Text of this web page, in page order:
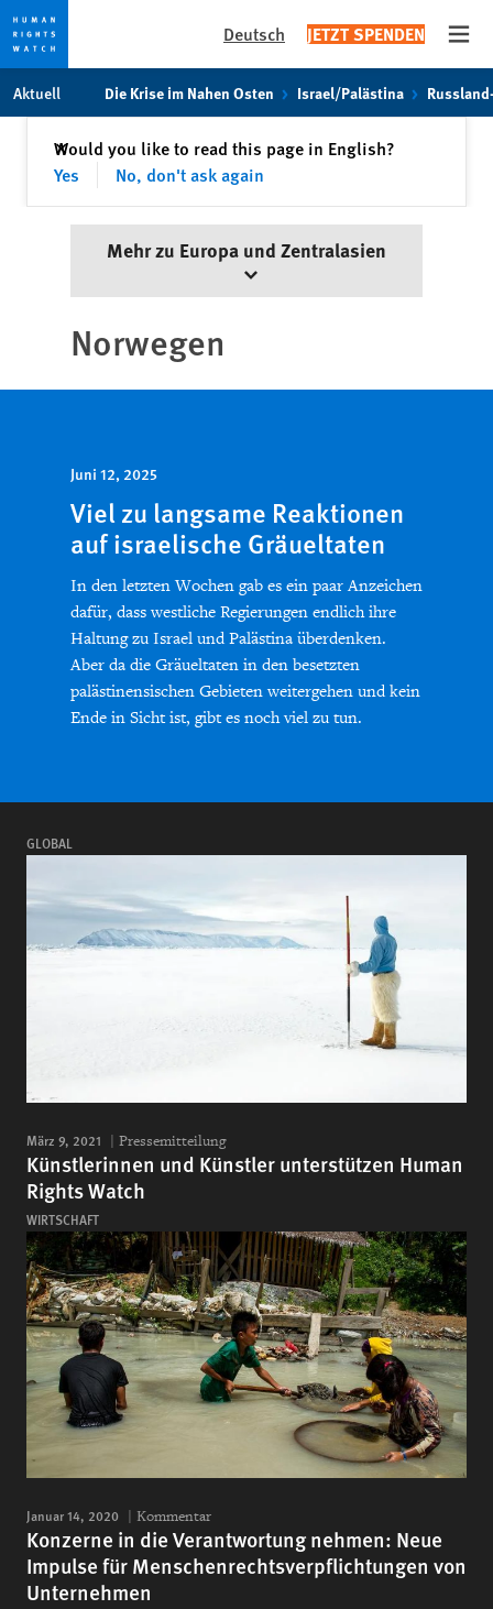
Skip
to
Skip
to
content
Deutsch JETZT SPENDEN
Aktuell Die Krise im Nahen Osten Israel/Palästina
Would you like to read this page in English?
Yes
No, don't ask again
✕Schließen
Mehr zu Europa und Zentralasien
Norwegen
Juni 12, 2025
Viel zu langsame Reaktionen
auf israelische Gräueltaten
In den letzten Wochen gab es ein paar Anzeichen
dafür, dass westliche Regierungen endlich ihre
Haltung zu Israel und Palästina überdenken.
Aber da die Gräueltaten in den besetzten
palästinensischen Gebieten weitergehen und kein
Ende in Sicht ist, gibt es noch viel zu tun.
GLOBAL
März 9, 2021 Pressemitteilung
Künstlerinnen und Künstler unterstützen Human
Rights Watch
WIRTSCHAFT
Januar 14, 2020 Kommentar
Konzerne in die Verantwortung nehmen: Neue
Impulse für Menschenrechtsverpflichtungen von
Unternehmen